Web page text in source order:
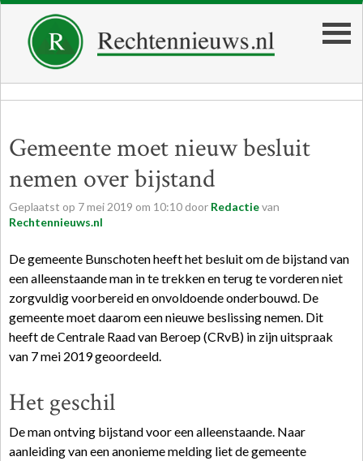
Gemeente moet nieuw besluit
nemen over bijstand
Geplaatst op 7mei 2019 om 10:10 door Redactievan
Rechtennieuws.nl
De gemeente Bunschoten heeft het besluit om de bijstand van
een alleenstaande man in te trekken en terug te vorderen niet
zorgvuldig voorbereid en onvoldoende onderbouwd. De
gemeente moet daarom een nieuwe beslissing nemen. Dit
heeft de Centrale Raad van Beroep (CRvB) in zijn uitspraak
van 7 mei 2019 geoordeeld.
Het geschil
De man ontving bijstand voor een alleenstaande. Naar
aanleiding van een anonieme melding liet de gemeente